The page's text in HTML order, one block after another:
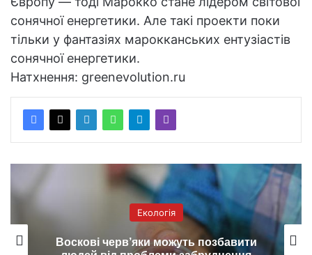
сонячної енергетики. Але такі проекти поки
тільки у фантазіях марокканських ентузіастів
сонячної енергетики.
Натхнення: greenevolution.ru
Екологія
Воскові черв’яки можуть позбавити